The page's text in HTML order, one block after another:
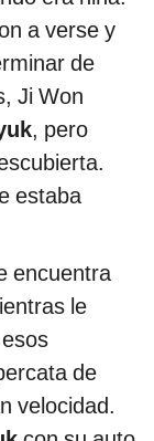
a verse y
de
Ji Won
, pero
estaba
encuentra
le
de
velocidad.